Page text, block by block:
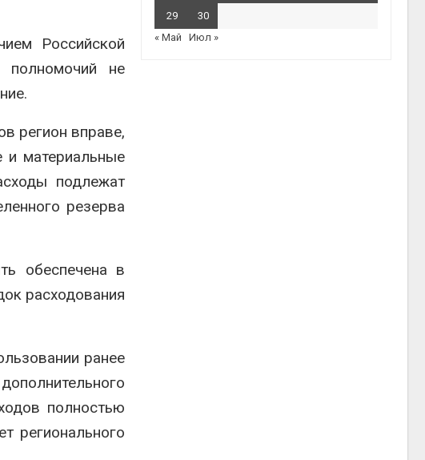
Российской
полномочий не
регион вправе,
и материальные
подлежат
резерва
обеспечена в
расходования
ранее
полностью
регионального
29
30
« Май
Июл »